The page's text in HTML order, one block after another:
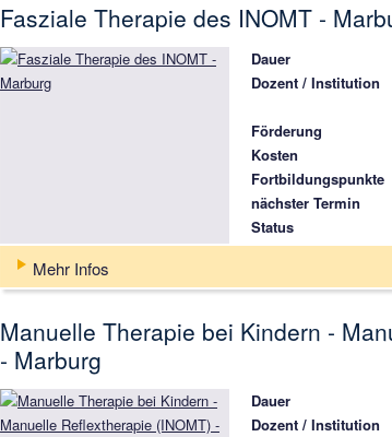
Fasziale Therapie des INOMT -
Dauer
Dozent / Institution
Förderung
Kosten
Fortbildungspunkte
nächster Termin
Status
Mehr Infos
Manuelle Therapie bei Kindern -
- Marburg
Dauer
Dozent / Institution